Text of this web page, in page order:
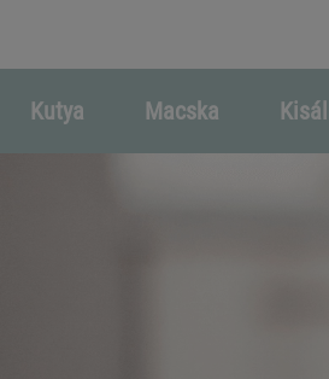
Kutya Macska